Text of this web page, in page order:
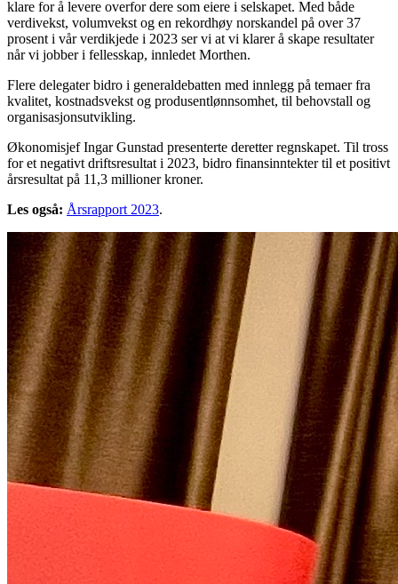
klare for å levere overfor dere som eiere i selskapet. Med både
verdivekst, volumvekst og en rekordhøy norskandel på over 37
prosent i vår verdikjede i 2023 ser vi at vi klarer å skape resultater
når vi jobber i fellesskap, innledet Morthen.
Flere delegater bidro i generaldebatten med innlegg på temaer fra
kvalitet, kostnadsvekst og produsentlønnsomhet, til behovstall og
organisasjonsutvikling.
Økonomisjef Ingar Gunstad presenterte deretter regnskapet. Til tross
for et negativt driftsresultat i 2023, bidro finansinntekter til et positivt
årsresultat på 11,3 millioner kroner.
Les også: Årsrapport 2023.